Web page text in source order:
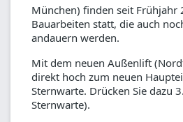
München) finden seit Frühjahr
Bauarbeiten statt, die auch
andauern werden.
Mit dem neuen Außenlift
direkt hoch zum neuen
Sternwarte. Drücken Sie dazu
Sternwarte).